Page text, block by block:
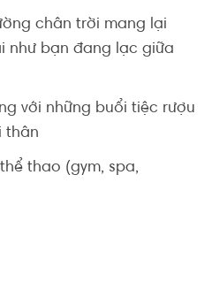
chân trời mang lại
như bạn đang lạc giữa
với những buổi tiệc rượu
thân
thao (gym, spa,